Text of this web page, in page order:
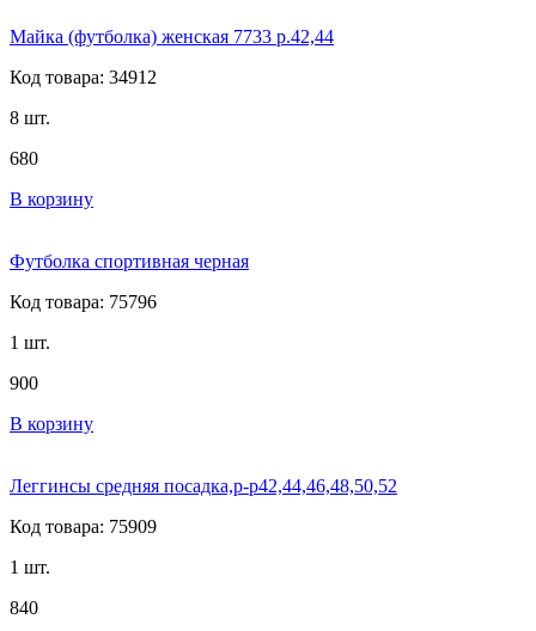
Майка (футболка) женская 7733 р.42,44
Код товара: 34912
8 шт.
680
В корзину
Футболка спортивная черная
Код товара: 75796
1 шт.
900
В корзину
Леггинсы средняя посадка,р-р42,44,46,48,50,52
Код товара: 75909
1 шт.
840